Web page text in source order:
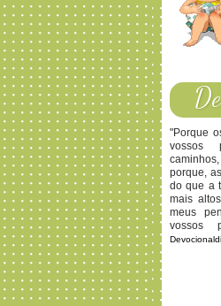
"Porque
vossos
porque,
do que a
mais
meus
vossos